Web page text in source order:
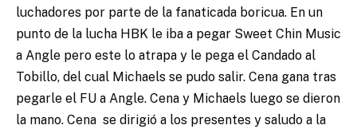
luchadores por parte de la fanaticada boricua. En un
punto de la lucha HBK le iba a pegar Sweet Chin Music
a Angle pero este lo atrapa y le pega el Candado al
Tobillo, del cual Michaels se pudo salir. Cena gana tras
pegarle el FU a Angle. Cena y Michaels luego se dieron
la mano. Cena se dirigió a los presentes y saludo a la